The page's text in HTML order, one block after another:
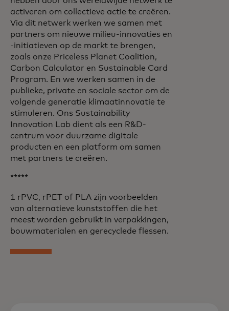
activeren om collectieve actie te creëren.
Via dit netwerk werken we samen met
partners om nieuwe milieu-innovaties en
-initiatieven op de markt te brengen,
zoals onze Priceless Planet Coalition,
Carbon Calculator en Sustainable Card
Program. En we werken samen in de
publieke, private en sociale sector om de
volgende generatie klimaatinnovatie te
stimuleren. Ons Sustainability
Innovation Lab dient als een R&D-
centrum voor duurzame digitale
producten en een platform om samen
met partners te creëren.
*****
1 rPVC, rPET of PLA zijn voorbeelden
van alternatieve kunststoffen die het
meest worden gebruikt in verpakkingen,
bouwmaterialen en gerecyclede flessen.